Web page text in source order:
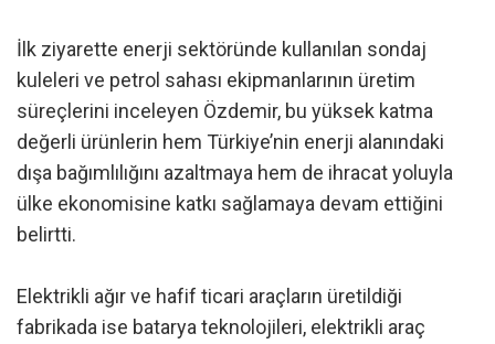
İlk ziyarette enerji sektöründe kullanılan sondaj
kuleleri ve petrol sahası ekipmanlarının üretim
süreçlerini inceleyen Özdemir, bu yüksek katma
değerli ürünlerin hem Türkiye’nin enerji alanındaki
dışa bağımlılığını azaltmaya hem de ihracat yoluyla
ülke ekonomisine katkı sağlamaya devam ettiğini
belirtti.
Elektrikli ağır ve hafif ticari araçların üretildiği
fabrikada ise batarya teknolojileri, elektrikli araç